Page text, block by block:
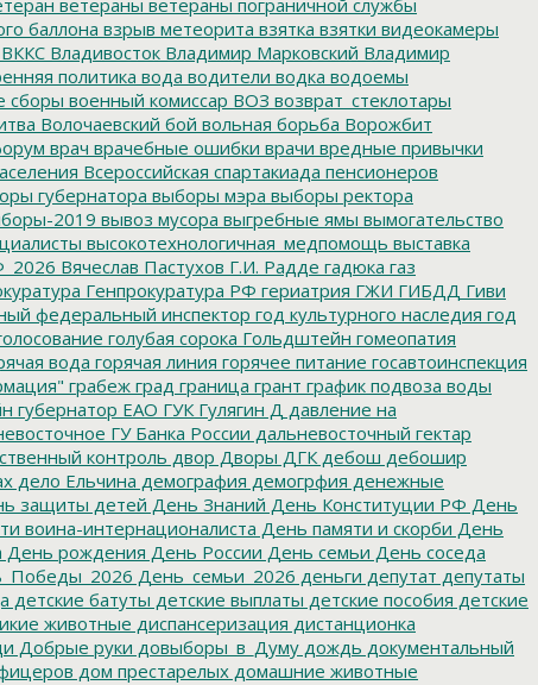
баллона взрыв метеорита взятка взятки видеокамеры
ВККС Владивосток Владимир Марковский Владимир
политика вода водители водка водоемы
сборы военный комиссар ВОЗ возврат_стеклотары
Волочаевский бой вольная борьба Ворожбит
врач врачебные ошибки врачи вредные привычки
Всероссийская спартакиада пенсионеров
губернатора выборы мэра выборы ректора
2019 вывоз мусора выгребные ямы вымогательство
высокотехнологичная_медпомощь выставка
Вячеслав Пастухов Г.И. Радде гадюка газ
Генпрокуратура РФ гериатрия ГЖИ ГИБДД Гиви
федеральный инспектор год культурного наследия год
голубая сорока Гольдштейн гомеопатия
вода горячая линия горячее питание госавтоинспекция
грабеж град граница грант график подвоза воды
губернатор ЕАО ГУК Гулягин Д давление на
ГУ Банка России дальневосточный гектар
контроль двор Дворы ДГК дебош дебошир
дело Ельчина демография демогрфия денежные
защиты детей День Знаний День Конституции РФ День
воина-интернационалиста День памяти и скорби День
День рождения День России День семьи День соседа
День_семьи_2026 деньги депутат депутаты
детские батуты детские выплаты детские пособия детские
животные диспансеризация дистанционка
Добрые руки довыборы_в_Думу дождь документальный
дом престарелых домашние животные